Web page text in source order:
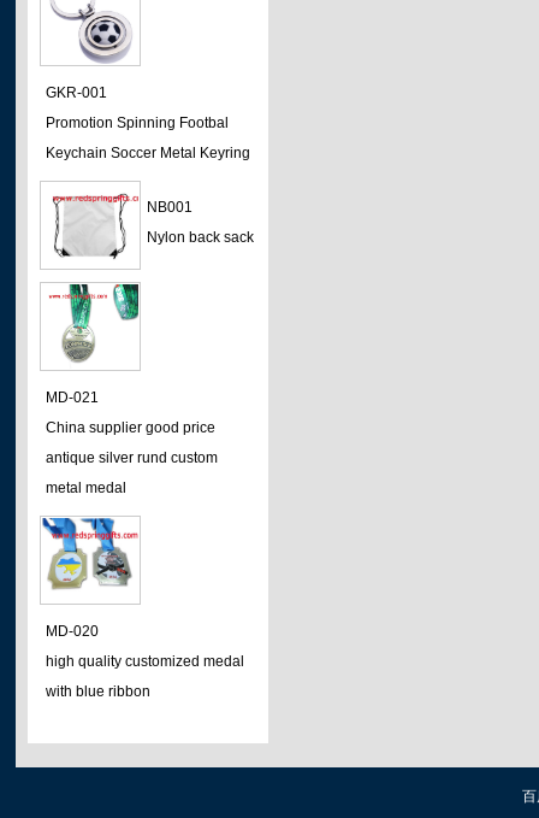
GKR-001
Promotion Spinning Footbal
Keychain Soccer Metal Keyring
NB001
Nylon back sack
MD-021
China supplier good price
antique silver rund custom
metal medal
MD-020
high quality customized medal
with blue ribbon